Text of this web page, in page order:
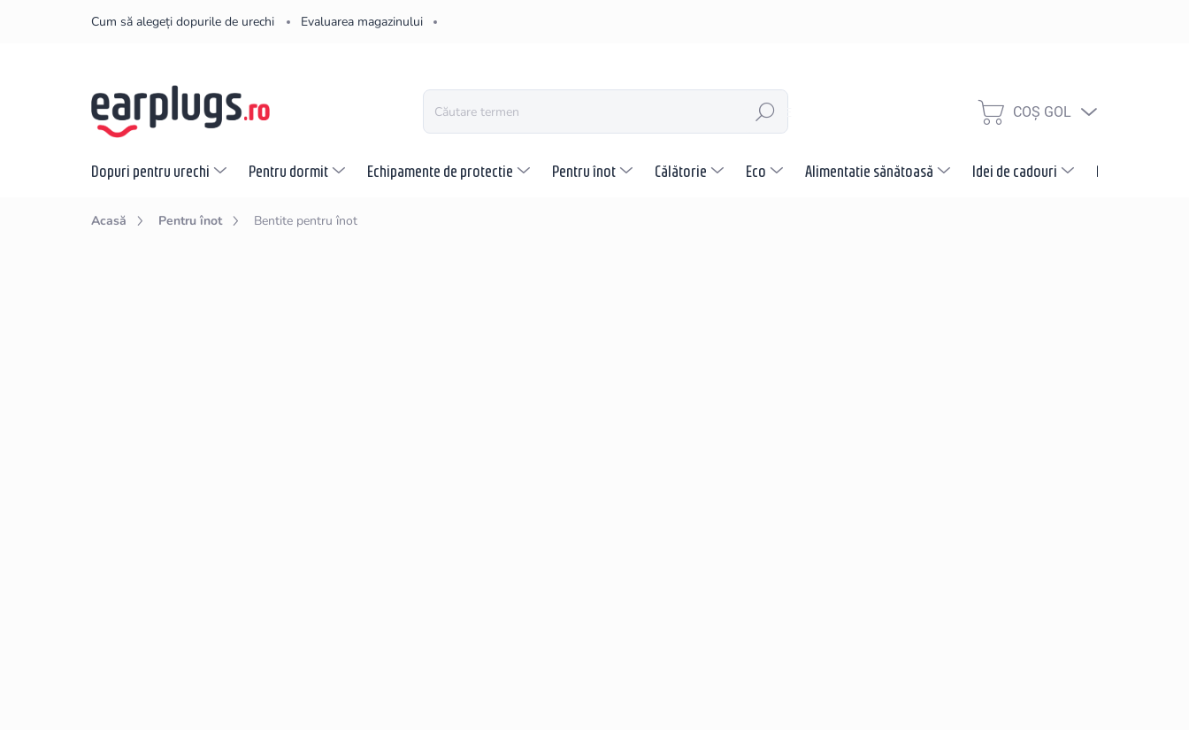
Cum să alegeți dopurile de urechi Evaluarea magazinului
CĂUTARE
COŞ
COŞ GOL
Dopuri pentru urechi Pentru dormit Echipamente de protectie Pentru înot Călătorie Eco Alimentatie sănătoasă Idei de cadouri Promotii
Acasă Pentru înot Bentite pentru înot